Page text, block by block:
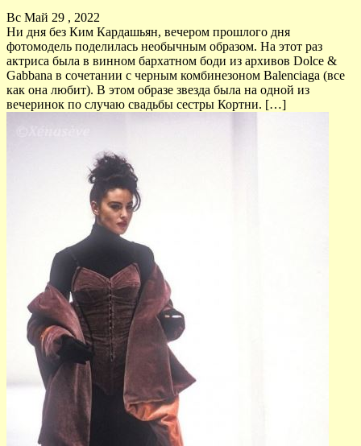
Вс Май 29 , 2022
Ни дня без Ким Кардашьян, вечером прошлого дня
фотомодель поделилась необычным образом. На этот раз
актриса была в винном бархатном боди из архивов Dolce &
Gabbana в сочетании с черным комбинезоном Balenciaga (все
как она любит). В этом образе звезда была на одной из
вечеринок по случаю свадьбы сестры Кортни. […]